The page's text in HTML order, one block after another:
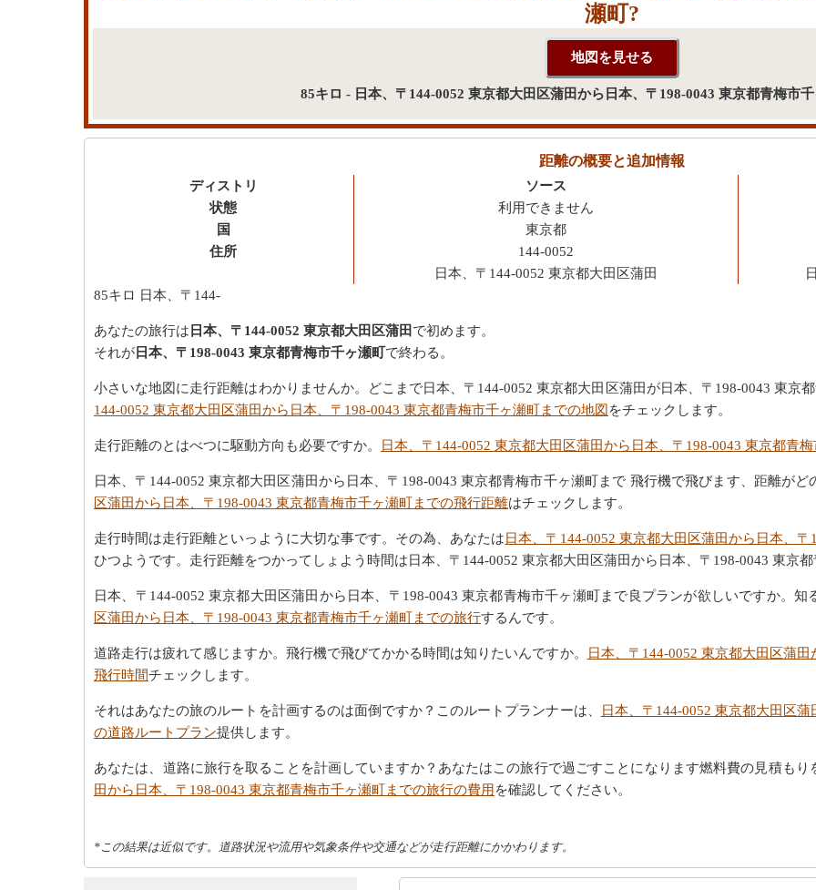
瀬町?
85キロ - 日本、〒144-0052 東京都大田区蒲田から日本、〒198-0043 東京都青梅市
距離の概要と追加情報
ディストリ
状態
国
住所
ソース
利用できません
東京都
144-0052
日本、〒144-0052 東京都大田区蒲田
85キロ 日本、〒144-
あなたの旅行は 日本、〒144-0052 東京都大田区蒲田 で初めます。
それが 日本、〒198-0043 東京都青梅市千ヶ瀬町で終わる。
小さいな地図に走行距離はわかりませんか。どこまで日本、〒144-0052 東京都大田区蒲田が日本、〒198-0043 東京
144-0052 東京都大田区蒲田から日本、〒198-0043 東京都青梅市千ヶ瀬町までの地図をチェックします。
走行距離のとはべつに駆動方向も必要ですか。 日本、〒144-0052 東京都大田区蒲田から日本、〒198-0043 東京都青
日本、〒144-0052 東京都大田区蒲田から日本、〒198-0043 東京都青梅市千ヶ瀬町まで 飛行機で飛びます、距離がど
区蒲田から日本、〒198-0043 東京都青梅市千ヶ瀬町までの飛行距離はチェックします。
走行時間は走行距離といっように大切な事です。その為、あなたは日本、〒144-0052 東京都大田区蒲田から日本、
ひつようです。走行距離をつかってしょよう時間は日本、〒144-0052 東京都大田区蒲田から日本、〒198-0043 東京都
日本、〒144-0052 東京都大田区蒲田から日本、〒198-0043 東京都青梅市千ヶ瀬町まで良プランが欲しいですか。知
区蒲田から日本、〒198-0043 東京都青梅市千ヶ瀬町までの旅行するんです。
道路走行は疲れて感じますか。飛行機で飛びてかかる時間は知りたいんですか。
日本、〒144-0052 東京都大田区蒲
飛行時間チェックします。
それはあなたの旅のルートを計画するのは面倒ですか？このルートプランナーは、
日本、〒144-0052 東京都大田区
の道路ルートプラン提供します。
あなたは、道路に旅行を取ることを計画していますか？あなたはこの旅行で過ごすことになります燃料費の見積もり
田から日本、〒198-0043 東京都青梅市千ヶ瀬町までの旅行の費用を確認してください。
*この結果は近似です。道路状況や流用や気象条件や交通などが走行距離にかかわります。